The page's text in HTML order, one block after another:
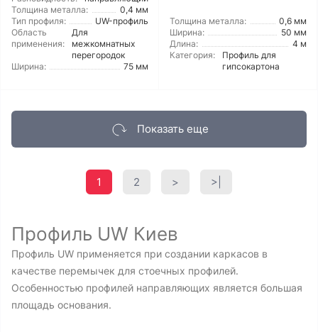
Толщина металла:
0,4 мм
Тип профиля:
UW-профиль
Область
применения:
Для
межкомнатных
перегородок
Ширина:
75 мм
Толщина металла:
0,6 мм
Ширина:
50 мм
Длина:
4 м
Категория:
Профиль для
гипсокартона
Показать еще
1 2 > >|
Профиль UW Киев
Профиль UW применяется при создании каркасов в
качестве перемычек для стоечных профилей.
Особенностью профилей направляющих является большая
площадь основания.